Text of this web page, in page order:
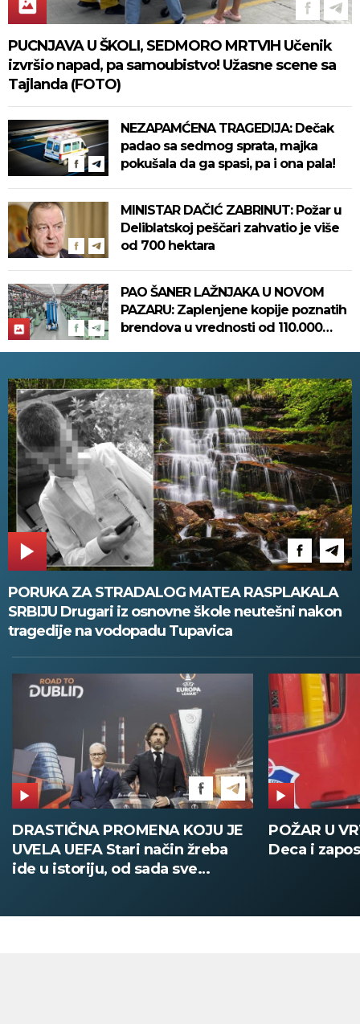
PUCNJAVA U ŠKOLI, SEDMORO MRTVIH Učenik
izvršio napad, pa samoubistvo! Užasne scene sa
Tajlanda (FOTO)
NEZAPAMĆENA TRAGEDIJA: Dečak
padao sa sedmog sprata, majka
pokušala da ga spasi, pa i ona pala!
MINISTAR DAČIĆ ZABRINUT: Požar u
Deliblatskoj peščari zahvatio je više
od 700 hektara
PAO ŠANER LAŽNJAKA U NOVOM
PAZARU: Zaplenjene kopije poznatih
brendova u vrednosti od 110.000
PORUKA ZA STRADALOG MATEA RASPLAKALA
SRBIJU Drugari iz osnovne škole neutešni nakon
tragedije na vodopadu Tupavica
DRASTIČNA PROMENA KOJU JE
UVELA UEFA Stari način žreba
ide u istoriju, od sada sve
POŽAR U
Deca i